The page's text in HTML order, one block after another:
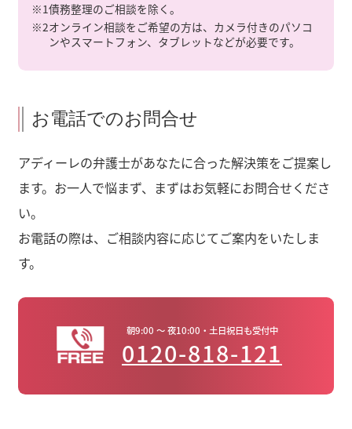
※1債務整理のご相談を除く。
※2オンライン相談をご希望の方は、カメラ付きのパソコ
ンやスマートフォン、タブレットなどが必要です。
お電話でのお問合せ
アディーレの弁護士があなたに合った解決策をご提案し
ます。お一人で悩まず、まずはお気軽にお問合せくださ
い。
お電話の際は、ご相談内容に応じてご案内をいたしま
す。
朝9:00 ～ 夜10:00・土日祝日も受付中
0120-818-121